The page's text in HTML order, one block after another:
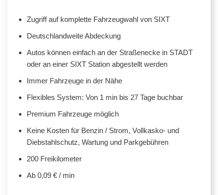
Zugriff auf komplette Fahrzeugwahl von SIXT
Deutschlandweite Abdeckung
Autos können einfach an der Straßenecke in STADT
oder an einer SIXT Station abgestellt werden
Immer Fahrzeuge in der Nähe
Flexibles System: Von 1 min bis 27 Tage buchbar
Premium Fahrzeuge möglich
Keine Kosten für Benzin / Strom, Vollkasko- und
Diebstahlschutz, Wartung und Parkgebühren
200 Freikilometer
Ab 0,09 € / min